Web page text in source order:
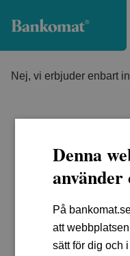
Bankomat
Nej, vi erbjuder enbart
Denna
använder
På
att
sätt för dig och